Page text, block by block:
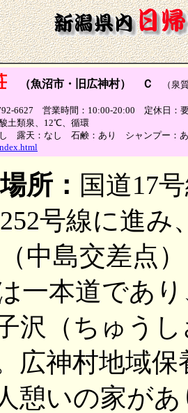
（魚沼市・旧広神村） Ｃ （泉
6627 営業時間：10:00-20:00 定休日：
土類泉、12℃、循環
露天：なし 石鹸：あり シャンプー：
場所： 国道17
252号線に進み
（中島交差点
一本道であ
沢（ちゅう
広神村地域
憩いの家が